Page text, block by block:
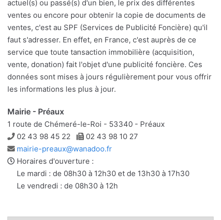
actuel(s) ou passé(s) d'un bien, le prix des différentes
ventes ou encore pour obtenir la copie de documents de
ventes, c'est au SPF (Services de Publicité Foncière) qu'il
faut s'adresser. En effet, en France, c'est auprès de ce
service que toute tansaction immobilière (acquisition,
vente, donation) fait l'objet d'une publicité foncière. Ces
données sont mises à jours régulièrement pour vous offrir
les informations les plus à jour.
Mairie - Préaux
1 route de Chémeré-le-Roi - 53340 - Préaux
Téléphone
02 43 98 45 22 Télécopie
02 43 98 10 27
Adresse
e-
mail
mairie-preaux@wanadoo.fr
Horaires d'ouverture :
Le mardi : de 08h30 à 12h30 et de 13h30 à 17h30
Le vendredi : de 08h30 à 12h